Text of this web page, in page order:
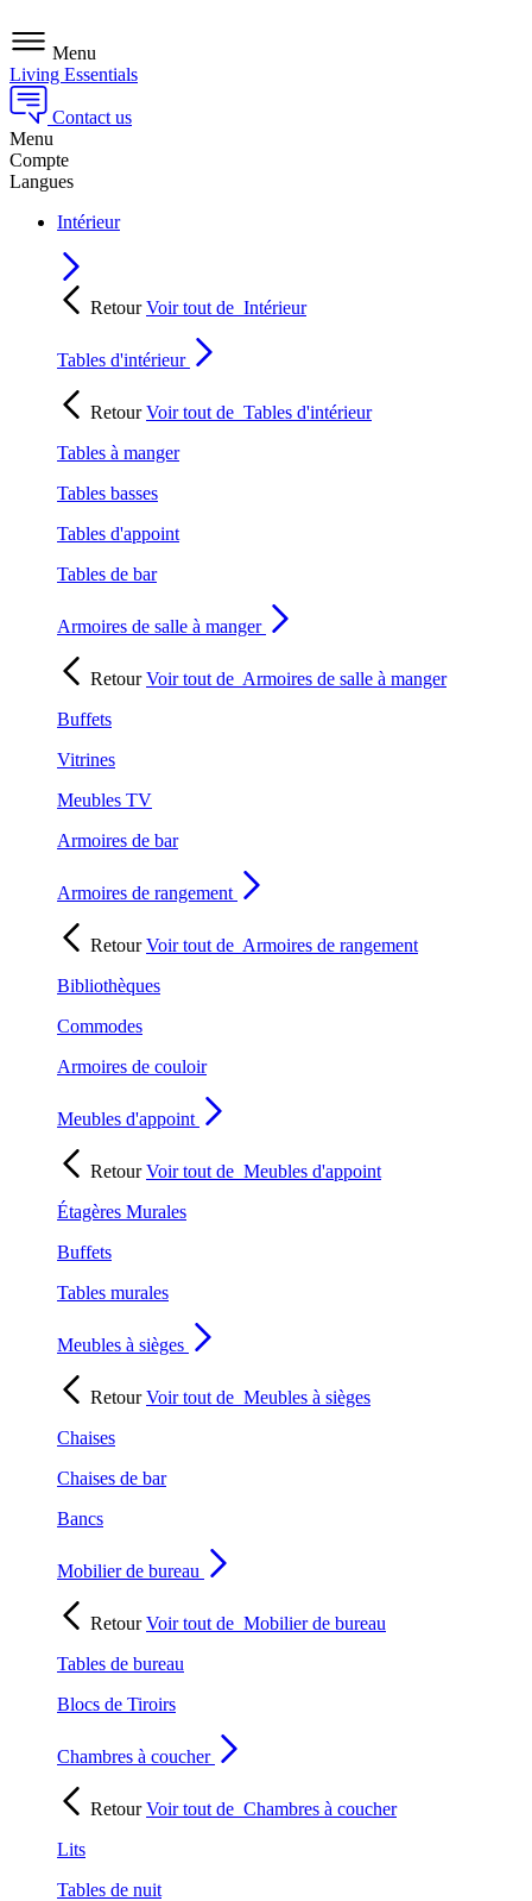
Menu
Living Essentials
Contact us
Menu
Compte
Langues
Intérieur
RetourVoir tout de Intérieur
Tables d'intérieur
RetourVoir tout de Tables d'intérieur
Tables à manger
Tables basses
Tables d'appoint
Tables de bar
Armoires de salle à manger
RetourVoir tout de Armoires de salle à manger
Buffets
Vitrines
Meubles TV
Armoires de bar
Armoires de rangement
RetourVoir tout de Armoires de rangement
Bibliothèques
Commodes
Armoires de couloir
Meubles d'appoint
RetourVoir tout de Meubles d'appoint
Étagères Murales
Buffets
Tables murales
Meubles à sièges
RetourVoir tout de Meubles à sièges
Chaises
Chaises de bar
Bancs
Mobilier de bureau
RetourVoir tout de Mobilier de bureau
Tables de bureau
Blocs de Tiroirs
Chambres à coucher
RetourVoir tout de Chambres à coucher
Lits
Tables de nuit